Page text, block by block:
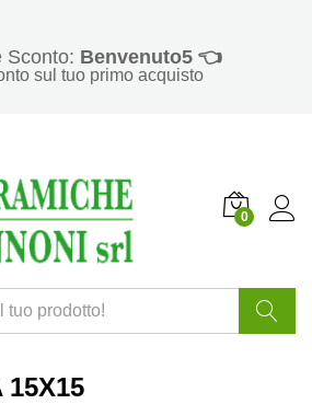
Sconto: Benvenuto5 👈
sul tuo primo acquisto
0
15X15